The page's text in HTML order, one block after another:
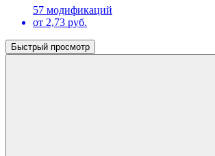
57 модификаций
от 2,73 руб.
Быстрый просмотр